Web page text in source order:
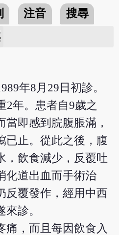
注音
搜尋
年8月29日初診。
2年。患者自9歲之
當即感到脘腹脹滿，
已止。從此之後，腹
，飲食減少，反覆吐
化道出血而手術治
反覆發作，經用中西
診。
痛，而且每因飲食入